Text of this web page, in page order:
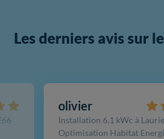
Les derniers avis sur
olivier
Installation 6,1 kWc à
Optimisation Habitat